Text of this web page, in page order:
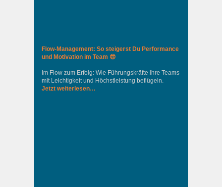
Flow-Management: So steigerst Du Performance
und Motivation im Team 😎
Im Flow zum Erfolg: Wie Führungskräfte ihre Teams
mit Leichtigkeit und Höchstleistung beflügeln.
Jetzt weiterlesen…